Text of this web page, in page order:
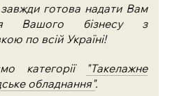
готова надати Вам
Вашого бізнесу з
по всій Україні!
категорії
"Такелажне
обладнання".